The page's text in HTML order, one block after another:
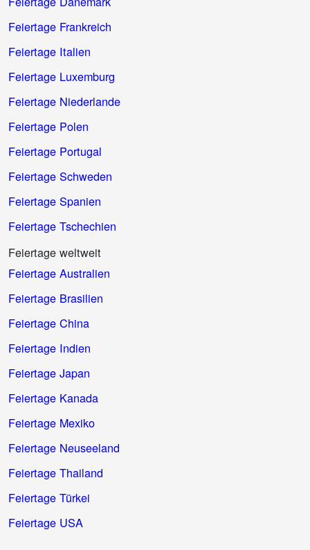
Feiertage Frankreich
Feiertage Italien
Feiertage Luxemburg
Feiertage Niederlande
Feiertage Polen
Feiertage Portugal
Feiertage Schweden
Feiertage Spanien
Feiertage Tschechien
Feiertage weltweit
Feiertage Australien
Feiertage Brasilien
Feiertage China
Feiertage Indien
Feiertage Japan
Feiertage Kanada
Feiertage Mexiko
Feiertage Neuseeland
Feiertage Thailand
Feiertage Türkei
Feiertage USA